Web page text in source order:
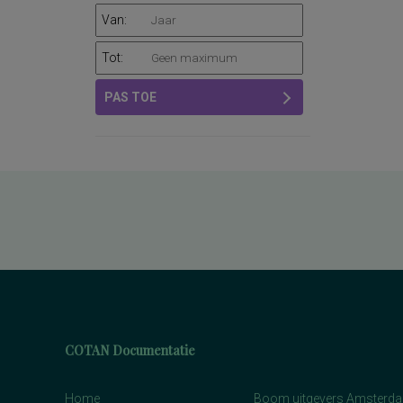
Van:
Tot:
PAS TOE
COTAN Documentatie
Home Boom uitgevers